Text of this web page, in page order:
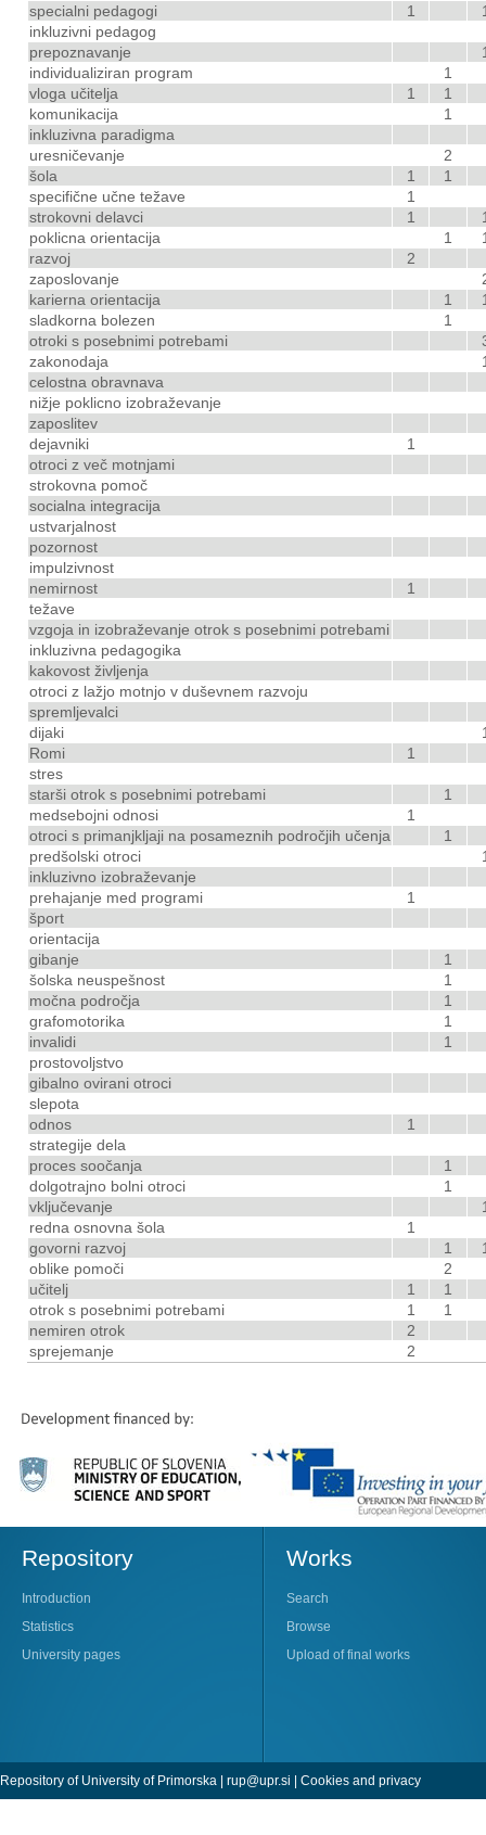
specialni pedagogi
1
inkluzivni pedagog
prepoznavanje
individualiziran program
1
vloga učitelja
1
1
komunikacija
1
inkluzivna paradigma
uresničevanje
2
šola
1
1
specifične učne težave
1
strokovni delavci
1
poklicna orientacija
1
razvoj
2
zaposlovanje
karierna orientacija
1
sladkorna bolezen
1
otroki s posebnimi potrebami
zakonodaja
celostna obravnava
nižje poklicno izobraževanje
zaposlitev
dejavniki
1
otroci z več motnjami
strokovna pomoč
socialna integracija
ustvarjalnost
pozornost
impulzivnost
nemirnost
1
težave
vzgoja in izobraževanje otrok s posebnimi potrebami
inkluzivna pedagogika
kakovost življenja
otroci z lažjo motnjo v duševnem razvoju
spremljevalci
dijaki
Romi
1
stres
starši otrok s posebnimi potrebami
1
medsebojni odnosi
1
otroci s primanjkljaji na posameznih področjih učenja
1
predšolski otroci
inkluzivno izobraževanje
prehajanje med programi
1
šport
orientacija
gibanje
1
šolska neuspešnost
1
močna področja
1
grafomotorika
1
invalidi
1
prostovoljstvo
gibalno ovirani otroci
slepota
odnos
1
strategije dela
proces soočanja
1
dolgotrajno bolni otroci
1
vključevanje
redna osnovna šola
1
govorni razvoj
1
oblike pomoči
2
učitelj
1
1
otrok s posebnimi potrebami
1
1
nemiren otrok
2
sprejemanje
2
Repository
Introduction
Statistics
University pages
Works
Search
Browse
Upload of final works
Repository of University of Primorska | rup@upr.si | Cookies and privacy